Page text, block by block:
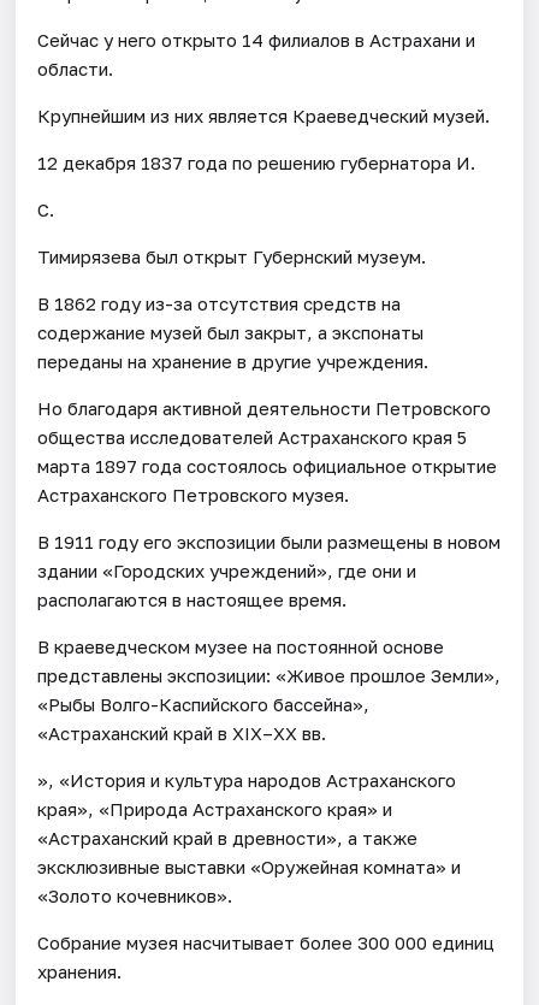
Сейчас у него открыто 14 филиалов в Астрахани и
области.
Крупнейшим из них является Краеведческий музей.
12 декабря 1837 года по решению губернатора И.
С.
Тимирязева был открыт Губернский музеум.
В 1862 году из-за отсутствия средств на
содержание музей был закрыт, а экспонаты
переданы на хранение в другие учреждения.
Но благодаря активной деятельности Петровского
общества исследователей Астраханского края 5
марта 1897 года состоялось официальное открытие
Астраханского Петровского музея.
В 1911 году его экспозиции были размещены в новом
здании «Городских учреждений», где они и
располагаются в настоящее время.
В краеведческом музее на постоянной основе
представлены экспозиции: «Живое прошлое Земли»,
«Рыбы Волго-Каспийского бассейна»,
«Астраханский край в XIX–XX вв.
», «История и культура народов Астраханского
края», «Природа Астраханского края» и
«Астраханский край в древности», а также
эксклюзивные выставки «Оружейная комната» и
«Золото кочевников».
Собрание музея насчитывает более 300 000 единиц
хранения.